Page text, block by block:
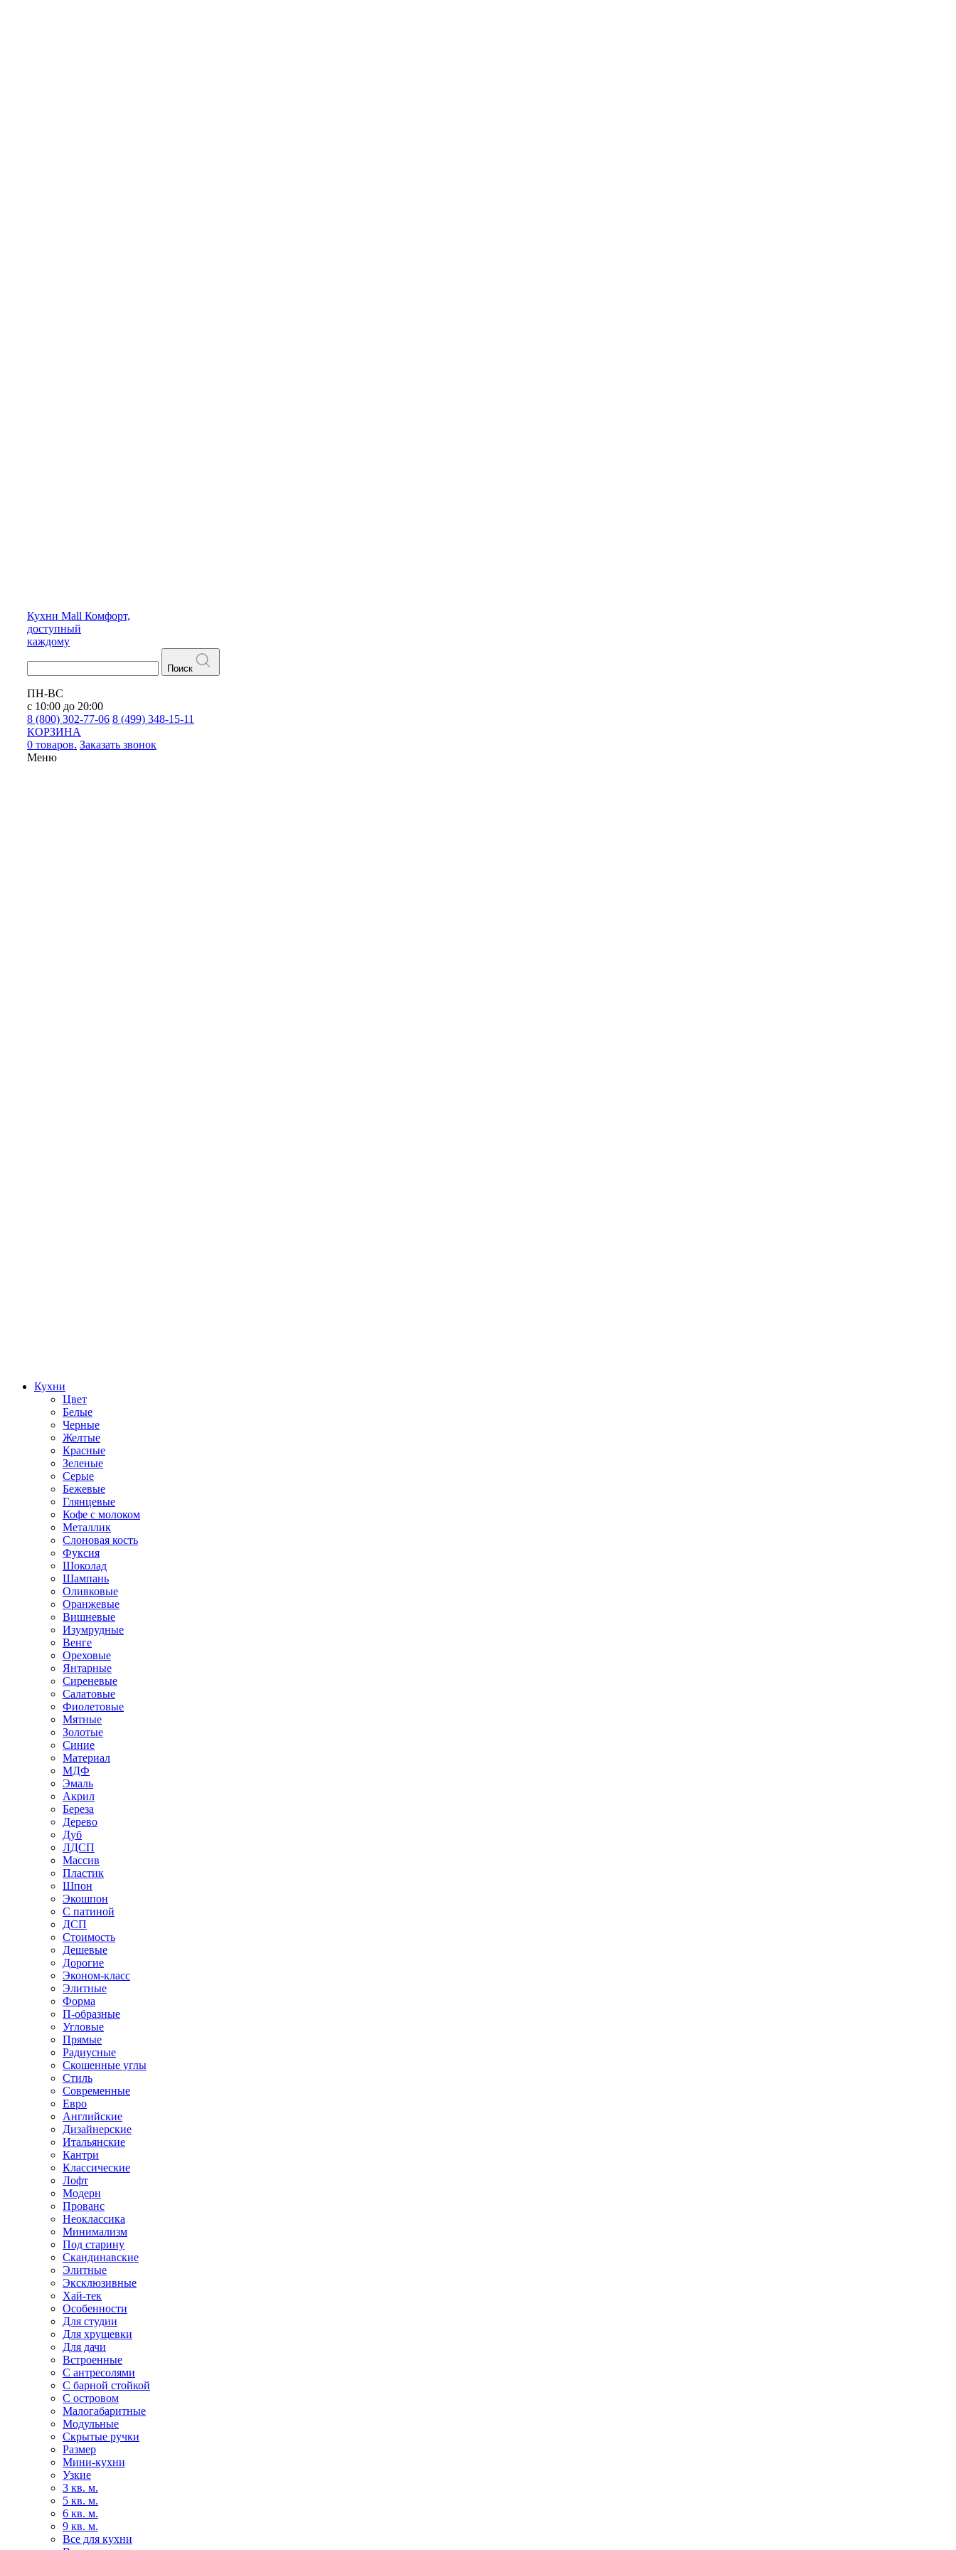
Кухни Mall Комфорт,
доступный
каждому
Поиск
ПН-ВС
с 10:00 до 20:00
8 (800) 302-77-06 8 (499) 348-15-11
КОРЗИНА
0 товаров. Заказать звонок
Меню
Кухни
Цвет
Белые
Черные
Желтые
Красные
Зеленые
Серые
Бежевые
Глянцевые
Кофе с молоком
Металлик
Слоновая кость
Фуксия
Шоколад
Шампань
Оливковые
Оранжевые
Вишневые
Изумрудные
Венге
Ореховые
Янтарные
Сиреневые
Салатовые
Фиолетовые
Мятные
Золотые
Синие
Материал
МДФ
Эмаль
Акрил
Береза
Дерево
Дуб
ЛДСП
Массив
Пластик
Шпон
Экошпон
С патиной
ДСП
Стоимость
Дешевые
Дорогие
Эконом-класс
Элитные
Форма
П-образные
Угловые
Прямые
Радиусные
Скошенные углы
Стиль
Современные
Евро
Английские
Дизайнерские
Итальянские
Кантри
Классические
Лофт
Модерн
Прованс
Неоклассика
Минимализм
Под старину
Скандинавские
Элитные
Эксклюзивные
Хай-тек
Особенности
Для студии
Для хрущевки
Для дачи
Встроенные
С антресолями
С барной стойкой
С островом
Малогабаритные
Модульные
Скрытые ручки
Размер
Мини-кухни
Узкие
3 кв. м.
5 кв. м.
6 кв. м.
9 кв. м.
Все для кухни